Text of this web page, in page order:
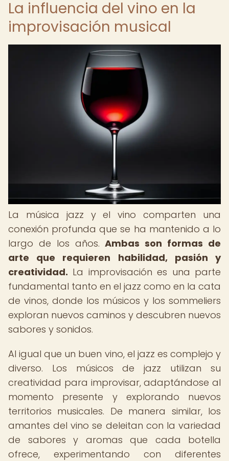
La influencia del vino en la
improvisación musical
La música jazz y el vino comparten una
conexión profunda que se ha mantenido a lo
largo de los años.Ambas son formas de
arte que requieren habilidad, pasión y
creatividad. La improvisación es una parte
fundamental tanto en el jazz como en la cata
de vinos, donde los músicos y los sommeliers
exploran nuevos caminos y descubren nuevos
sabores y sonidos.
Al igual que un buen vino, el jazz es complejo y
diverso. Los músicos de jazz utilizan su
creatividad para improvisar, adaptándose al
momento presente y explorando nuevos
territorios musicales. De manera similar, los
amantes del vino se deleitan con la variedad
de sabores y aromas que cada botella
ofrece, experimentando con diferentes